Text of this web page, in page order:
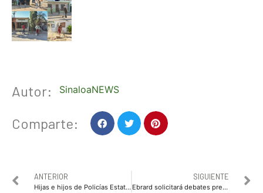
Autor: SinaloaNEWS
Comparte:
ANTERIOR
Hijas e hijos de Policías Estatales disfrutan de posada organizada por la SSP SInaloa
SIGUIENTE
Ebrard solicitará debates previo a encuestas para definir candidato en 2024